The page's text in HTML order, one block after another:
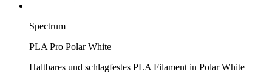
Spectrum
PLA Pro Polar White
Haltbares und schlagfestes PLA Filament in Polar White